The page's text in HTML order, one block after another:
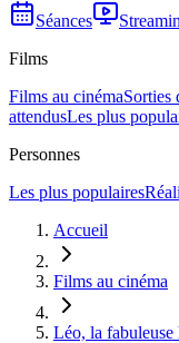
Séances
Films
Films au cinémaSorties
attendusLes plus
Personnes
Les plus populaires
Accueil
Films au cinéma
Léo, la